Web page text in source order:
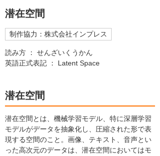
潜在空間
制作協力：株式会社インプレス
読み方 ： せんざいくうかん
英語正式表記 ： Latent Space
潜在空間
潜在空間とは、機械学習モデル、特に深層学習
モデルがデータを抽象化し、圧縮された形で表
現する空間のこと。画像、テキスト、音声とい
った高次元のデータは、潜在空間においてはモ